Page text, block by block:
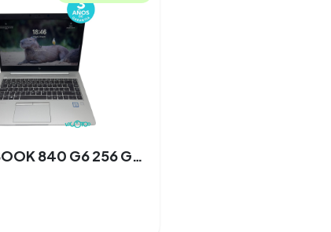
HP ELITEBOOK 840 G6 256 GB SSD 8 GB Intel I5 8va Gen. WINDOWS 11 PRO 100%